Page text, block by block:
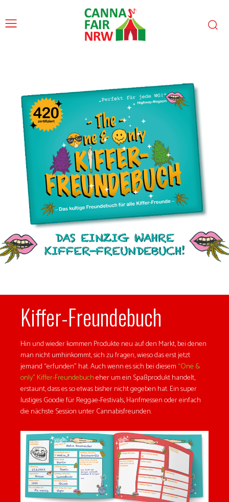
Kiffer-Freundebuch
Hin und wieder kommen Produkte neu auf den Markt, bei denen
man nicht umhinkommt, sich zu fragen, wieso das erst jetzt
jemand “erfunden” hat. Auch wenn es sich bei diesem “One &
only” Kiffer-Freundebucheher um ein Spaßprodukt handelt,
erstaunt, dass es so etwas bisher nicht gegeben hat. Ein super
lustiges Goodie für Reggae-Festivals, Hanfmessen oder einfach
die nächste Session unter Cannabisfreunden.